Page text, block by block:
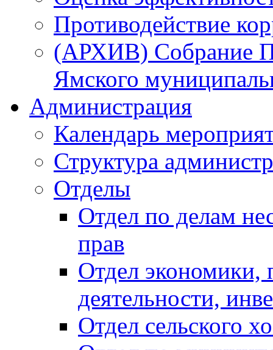
Противодействие
(АРХИВ) Собрание
Ямского
Администрация
Календарь
Структура
Отделы
Отдел по делам
прав
Отдел экономики,
деятельности,
Отдел сельского